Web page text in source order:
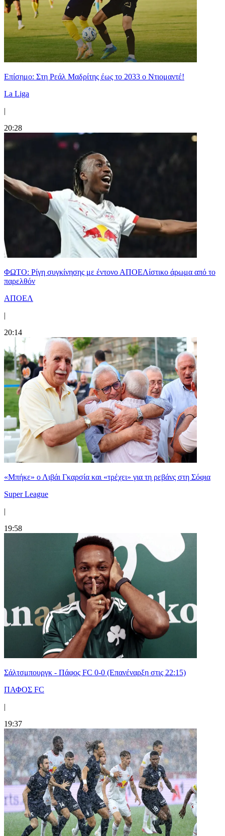
Επίσημο: Στη Ρεάλ Μαδρίτης έως το 2033 ο Ντιομαντέ!
La Liga
|
20:28
ΦΩΤΟ: Ρίγη συγκίνησης με έντονο ΑΠΟΕΛίστικο άρωμα από το
παρελθόν
ΑΠΟΕΛ
|
20:14
«Μπήκε» ο Λιβάι Γκαρσία και «τρέχει» για τη ρεβάνς στη Σόφια
Super League
|
19:58
Σάλτσμπουργκ - Πάφος FC 0-0 (Επανέναρξη στις 22:15)
ΠΑΦΟΣ FC
|
19:37